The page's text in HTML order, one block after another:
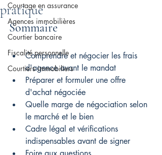
Courtage en assurance
Agences immobilières
Courtier bancaire
Fiscalité personnelle
Courtiers immobiliers
pratique
Sommaire
Comprendre et négocier les frais
d'agence avant le mandat
Préparer et formuler une offre
d'achat négociée
Quelle marge de négociation selon
le marché et le bien
Cadre légal et vérifications
indispensables avant de signer